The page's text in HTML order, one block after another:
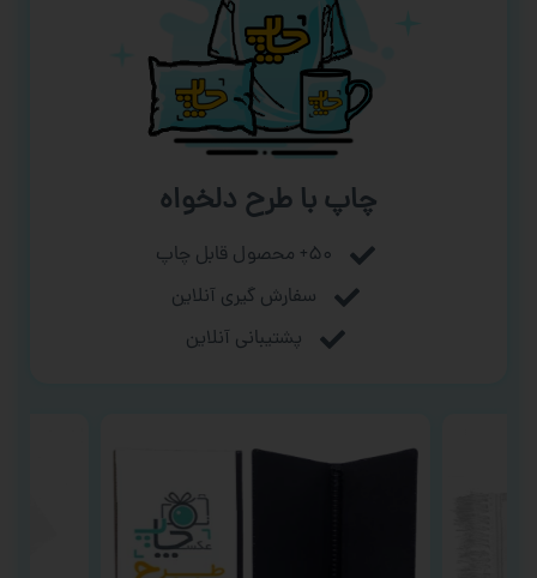
چاپ با طرح دلخواه
۵۰+ محصول قابل چاپ
سفارش گیری آنلاین
پشتیبانی آنلاین